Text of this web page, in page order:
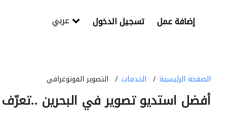
تسجيل الدخول إضافة عمل
الصفحة الرئيسية الخدمات التصوير الفوتوغرافي
أفضل استديو تصوير في البحرين